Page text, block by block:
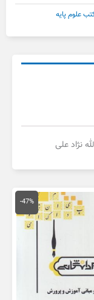
علوم پایه
-47%
قیمت
اصلی
150,000 تومان
بود.
قیمت
فعلی
است.